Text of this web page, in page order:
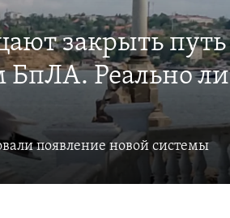
закрыть путь
БпЛА. Реально ли
появление новой системы